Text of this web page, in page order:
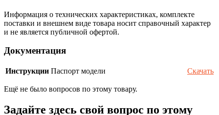
Информация о технических характеристиках, комплекте
поставки и внешнем виде товара носит справочный характер
и не является публичной офертой.
Документация
Инструкции Паспорт модели Скачать
Ещё не было вопросов по этому товару.
Задайте здесь свой вопрос по этому